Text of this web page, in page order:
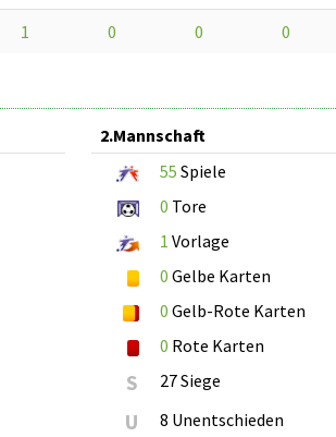
1 0 0 0
2.Mannschaft
55 Spiele
0 Tore
1 Vorlage
0 Gelbe Karten
0 Gelb-Rote Karten
0 Rote Karten
S 27 Siege
U 8 Unentschieden